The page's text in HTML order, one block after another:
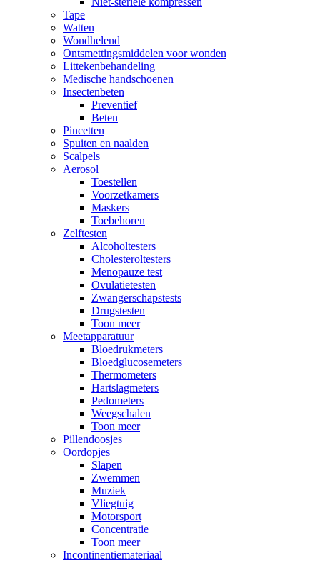
Tape
Watten
Wondhelend
Ontsmettingsmiddelen voor wonden
Littekenbehandeling
Medische handschoenen
Insectenbeten
Preventief
Beten
Pincetten
Spuiten en naalden
Scalpels
Aerosol
Toestellen
Voorzetkamers
Maskers
Toebehoren
Zelftesten
Alcoholtesters
Cholesteroltesters
Menopauze test
Ovulatietesten
Zwangerschapstests
Drugstesten
Toon meer
Meetapparatuur
Bloedrukmeters
Bloedglucosemeters
Thermometers
Hartslagmeters
Pedometers
Weegschalen
Toon meer
Pillendoosjes
Oordopjes
Slapen
Zwemmen
Muziek
Vliegtuig
Motorsport
Concentratie
Toon meer
Incontinentiemateriaal